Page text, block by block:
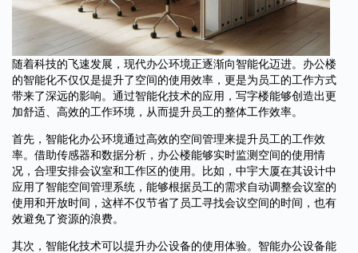
随着科技的飞速发展，现代办公环境正逐渐向智能化迈进。办公楼
的智能化不仅仅是提升了空间的使用效率，更是为员工的工作方式
带来了深远的影响。通过智能化技术的应用，写字楼能够创造出更
加舒适、高效的工作环境，从而提升员工的整体工作效率。
首先，智能化办公环境通过高效的空间管理来提升员工的工作效
率。借助传感器和数据分析，办公楼能够实时监测空间的使用情
况，合理安排会议室和工作区的使用。比如，中宇大厦在其设计中
应用了智能空间管理系统，能够根据员工的需求自动调整会议室的
使用和开放时间，这样不仅节省了员工寻找会议空间的时间，也有
效避免了资源的浪费。
其次，智能化技术可以提升办公设备的使用体验。智能办公设备能